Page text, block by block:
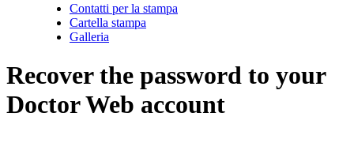
Contatti per la stampa
Cartella stampa
Galleria
Recover the password to your
Doctor Web account